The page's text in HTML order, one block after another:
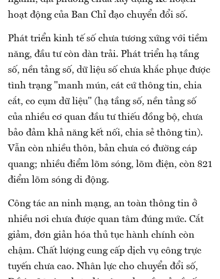
hoạt động của Ban Chỉ đạo chuyển đổi số.
Phát triển kinh tế số chưa tương xứng với tiềm
năng, đầu tư còn dàn trải. Phát triển hạ tầng
số, nền tảng số, dữ liệu số chưa khắc phục được
tình trạng "manh mún, cát cứ thông tin, chia
cắt, co cụm dữ liệu" (hạ tầng số, nền tảng số
của nhiều cơ quan đầu tư thiếu đồng bộ, chưa
bảo đảm khả năng kết nối, chia sẻ thông tin).
Vẫn còn nhiều thôn, bản chưa có đường cáp
quang; nhiều điểm lõm sóng, lõm điện, còn 821
điểm lõm sóng di động.
Công tác an ninh mạng, an toàn thông tin ở
nhiều nơi chưa được quan tâm đúng mức. Cắt
giảm, đơn giản hóa thủ tục hành chính còn
chậm. Chất lượng cung cấp dịch vụ công trực
tuyến chưa cao. Nhân lực cho chuyển đổi số,